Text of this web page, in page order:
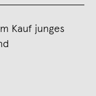
Kauf junges